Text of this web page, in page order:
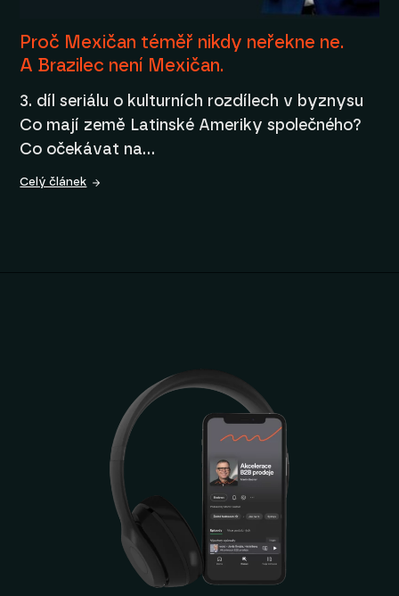
Proč Mexičan téměř nikdy neřekne ne.
A Brazilec není Mexičan.
3. díl seriálu o kulturních rozdílech v byznysu
Co mají země Latinské Ameriky společného?
Co očekávat na…
Celý článek